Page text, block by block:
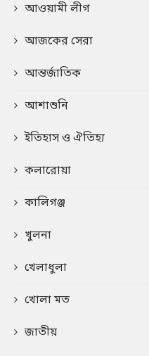
আওয়ামী লীগ
আজকের সেরা
আন্তর্জাতিক
আশাশুনি
ইতিহাস ও ঐতিহ্য
কলারোয়া
কালিগঞ্জ
খুলনা
খেলাধুলা
খোলা মত
জাতীয়